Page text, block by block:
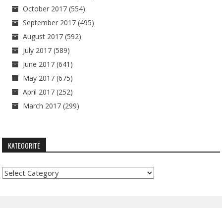
October 2017 (554)
September 2017 (495)
August 2017 (592)
July 2017 (589)
June 2017 (641)
May 2017 (675)
April 2017 (252)
March 2017 (299)
KATEGORITË
Kategoritë